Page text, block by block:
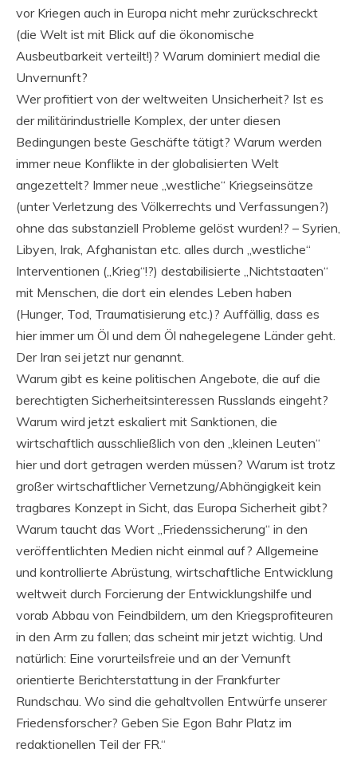
vor Kriegen auch in Europa nicht mehr zurückschreckt
(die Welt ist mit Blick auf die ökonomische
Ausbeutbarkeit verteilt!)? Warum dominiert medial die
Unvernunft?
Wer profitiert von der weltweiten Unsicherheit? Ist es
der militärindustrielle Komplex, der unter diesen
Bedingungen beste Geschäfte tätigt? Warum werden
immer neue Konflikte in der globalisierten Welt
angezettelt? Immer neue „westliche“ Kriegseinsätze
(unter Verletzung des Völkerrechts und Verfassungen?)
ohne das substanziell Probleme gelöst wurden!? – Syrien,
Libyen, Irak, Afghanistan etc. alles durch „westliche“
Interventionen („Krieg“!?) destabilisierte „Nichtstaaten“
mit Menschen, die dort ein elendes Leben haben
(Hunger, Tod, Traumatisierung etc.)? Auffällig, dass es
hier immer um Öl und dem Öl nahegelegene Länder geht.
Der Iran sei jetzt nur genannt.
Warum gibt es keine politischen Angebote, die auf die
berechtigten Sicherheitsinteressen Russlands eingeht?
Warum wird jetzt eskaliert mit Sanktionen, die
wirtschaftlich ausschließlich von den „kleinen Leuten“
hier und dort getragen werden müssen? Warum ist trotz
großer wirtschaftlicher Vernetzung/Abhängigkeit kein
tragbares Konzept in Sicht, das Europa Sicherheit gibt?
Warum taucht das Wort „Friedenssicherung“ in den
veröffentlichten Medien nicht einmal auf? Allgemeine
und kontrollierte Abrüstung, wirtschaftliche Entwicklung
weltweit durch Forcierung der Entwicklungshilfe und
vorab Abbau von Feindbildern, um den Kriegsprofiteuren
in den Arm zu fallen; das scheint mir jetzt wichtig. Und
natürlich: Eine vorurteilsfreie und an der Vernunft
orientierte Berichterstattung in der Frankfurter
Rundschau. Wo sind die gehaltvollen Entwürfe unserer
Friedensforscher? Geben Sie Egon Bahr Platz im
redaktionellen Teil der FR.“